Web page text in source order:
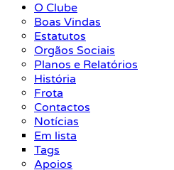
O Clube
Boas Vindas
Estatutos
Orgãos Sociais
Planos e Relatórios
História
Frota
Contactos
Notícias
Em lista
Tags
Apoios